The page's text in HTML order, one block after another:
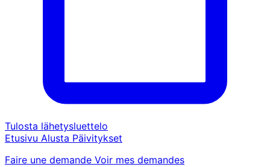
Tulosta lähetysluettelo
Etusivu Alusta Päivitykset
Faire une demande Voir mes demandes